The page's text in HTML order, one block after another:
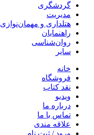
گردشگری
مدیریت
هتلداری و مهمان‌نوازی
راهنمایان
روان‌شناسی
سایر
خانه
فروشگاه
نقد کتاب
ویدیو
درباره‌ ما
تماس با ما
علاقه مندی
ورود / ثبت نام